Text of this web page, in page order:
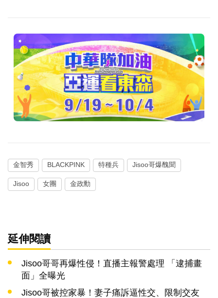
金智秀 BLACKPINK 特種兵 Jisoo哥爆醜聞
Jisoo 女團 金政勳
延伸閱讀
Jisoo哥哥再爆性侵！直播主報警處理 「逮捕畫
面」全曝光
Jisoo哥被控家暴！妻子痛訴逼性交、限制交友